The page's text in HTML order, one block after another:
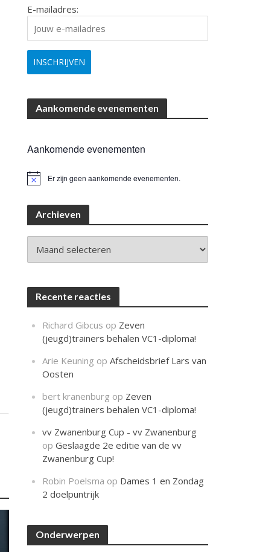
E-mailadres:
Aankomende evenementen
Aankomende evenementen
B
t
Er zijn geen aankomende evenementen.
Archieven
Recente reacties
Richard Gibcus op Zeven
(jeugd)trainers behalen VC1-diploma!
Arie Keuning opAfscheidsbrief Lars van
Oosten
bert kranenburg op Zeven
(jeugd)trainers behalen VC1-diploma!
vv Zwanenburg Cup - vv Zwanenburg
opGeslaagde 2e editie van de vv
Zwanenburg Cup!
Robin Poelsma op Dames 1 en Zondag
2 doelpuntrijk
Onderwerpen